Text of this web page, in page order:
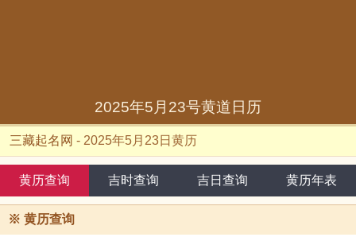
2025年5月23号黄道日历
三藏起名网 - 2025年5月23日黄历
黄历查询 吉时查询 吉日查询 黄历年表
※ 黄历查询